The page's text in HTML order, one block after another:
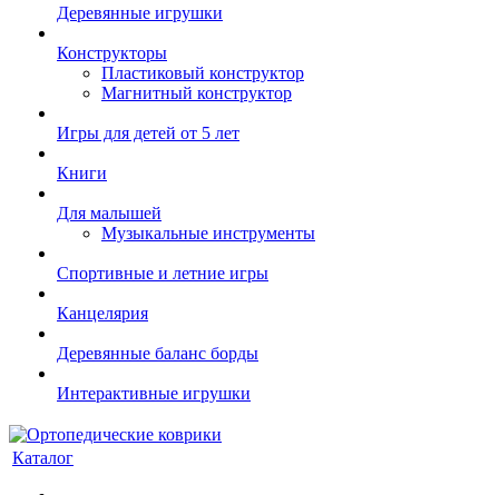
Деревянные игрушки
Конструкторы
Пластиковый конструктор
Магнитный конструктор
Игры для детей от 5 лет
Книги
Для малышей
Музыкальные инструменты
Спортивные и летние игры
Канцелярия
Деревянные баланс борды
Интерактивные игрушки
Каталог